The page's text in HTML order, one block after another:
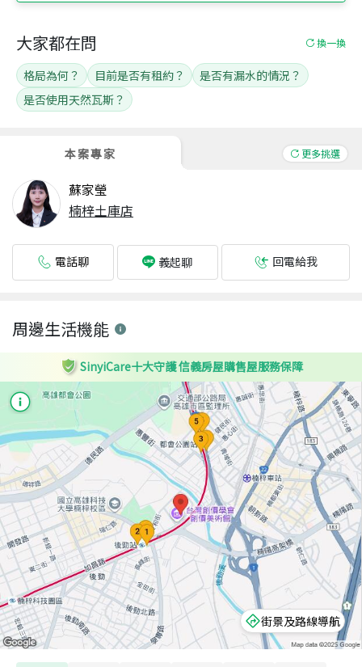
本案專家 更多挑選
蘇家瑩
楠梓土庫店
電話聊 義起聊 回電給我
大家都在問 換一換
格局為何？ 目前是否有租約？
是否有漏水的情況？
是否使用天然瓦斯？
周邊生活機能
SinyiCare十大守護 信義房屋購售屋服務保障
街景及路線導航